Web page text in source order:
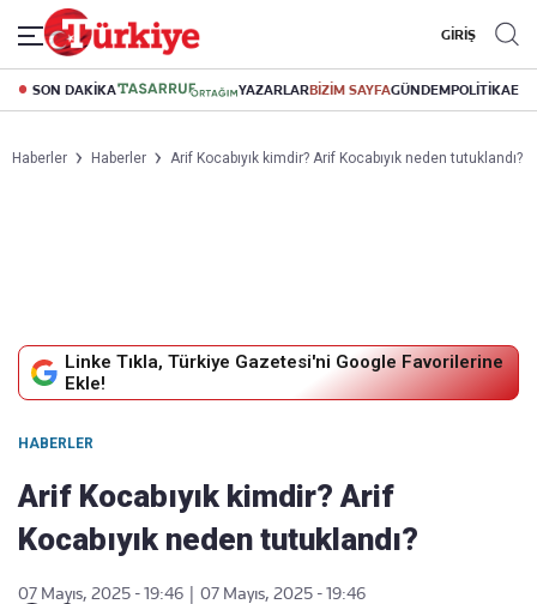
GİRİŞ
SON DAKİKA YAZARLARBİZİM SAYFAGÜNDEMPOLİTİKA
Haberler Haberler Arif Kocabıyık kimdir? Arif Kocabıyık neden tutuklandı?
Linke Tıkla, Türkiye Gazetesi'ni Google Favorilerine
Ekle!
HABERLER
Arif Kocabıyık kimdir? Arif
Kocabıyık neden tutuklandı?
07 Mayıs, 2025 - 19:46
07 Mayıs, 2025 - 19:46